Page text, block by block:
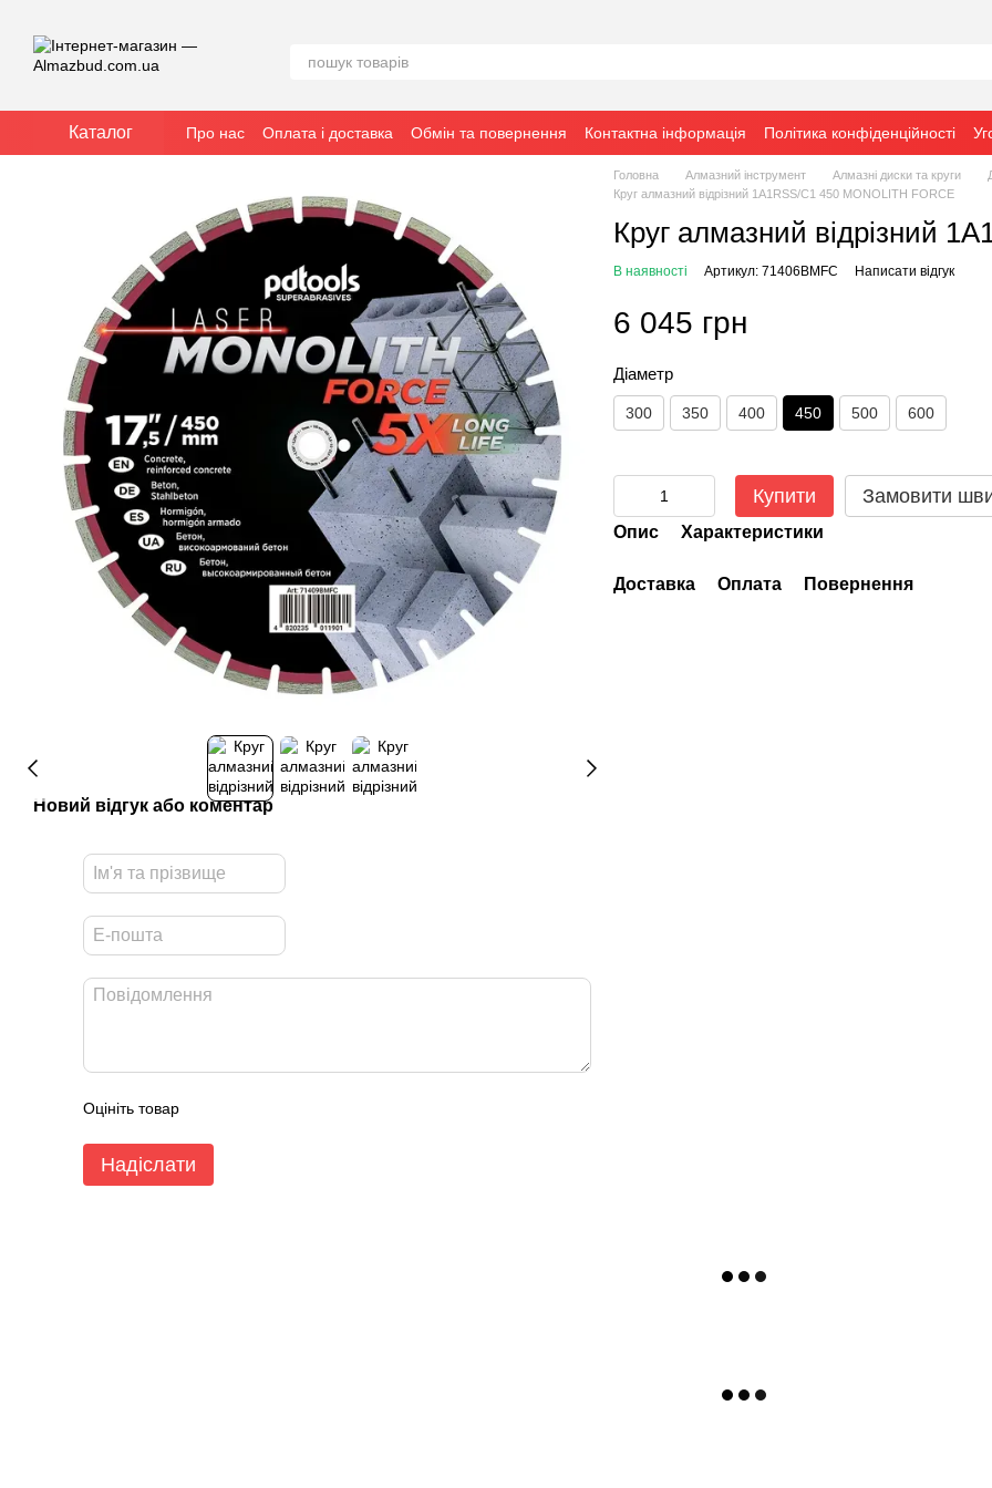
Каталог Про нас Оплата і доставка Обмін та повернення Контактна інформація Політика конфіденційності
Новий відгук або коментар
Оцініть товар
Надіслати
Головна Алмазний інструмент Алмазні диски та круги
Круг алмазний вiдрiзний 1A1RSS/C1 450 MONOLITH FORCE
Круг алмазний вiдрiзний
В наявності Артикул: 71406BMFC Написати відгук
6 045 грн
Діаметр
300 350 400 450 500 600
Купити Замовити
Опис Характеристики
Доставка Оплата Повернення